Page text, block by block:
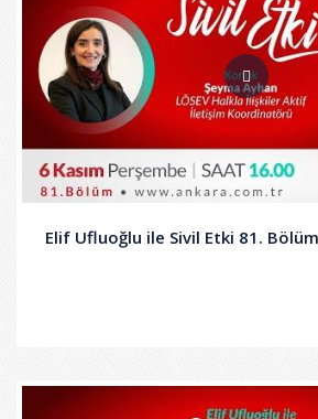
Elif Ufluoğlu ile Sivil Etki 81.